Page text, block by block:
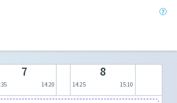
7
14:20
8
14:25 15:10